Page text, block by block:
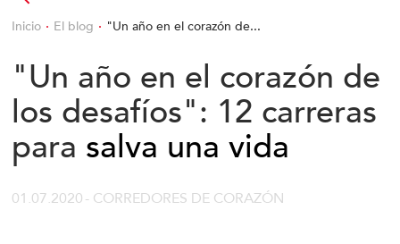
Inicio El blog "Un año en el corazón de...
"Un año en el corazón de
los desafíos": 12 carreras
para salva una vida
01.07.2020- CORREDORES DE CORAZÓN